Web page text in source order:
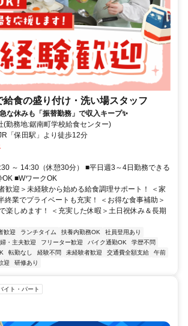
給食の盛り付け・洗い場スタッフ
な休みも「振替勤務」で収入キープ✨
(勤務地:鋸南町学校給食センター)
「保田駅」より徒歩12分
～ 14:30（休憩30分） ■平日週3～4日勤務できる
■WワークOK
歓迎＞未経験から始める給食調理サポート！ ＜家
終業でプライベートも充実！ ＜お得な食事補助＞
楽しめます！ ＜充実した休暇＞土日祝休み＆長期
歓迎 ランチタイム 扶養内勤務OK
社員登用あり
・主夫歓迎 フリーター歓迎 バイク通勤OK
学歴不問
転勤なし 経験不問 未経験者歓迎 交通費全額支給
午前
迎 研修あり
イト・パート